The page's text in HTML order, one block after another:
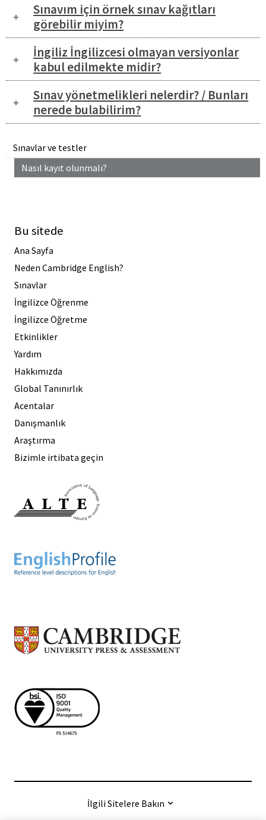
Sınavlar ve testler
Nasıl kayıt olunmalı?
Sınavım için örnek sınav kağıtları
görebilir miyim?
İngiliz İngilizcesi olmayan versiyonlar
kabul edilmekte midir?
Sınav yönetmelikleri nelerdir? / Bunları
nerede bulabilirim?
Bu sitede
Ana Sayfa
Neden Cambridge English?
Sınavlar
İngilizce Öğrenme
İngilizce Öğretme
Etkinlikler
Yardım
Hakkımızda
Global Tanınırlık
Acentalar
Danışmanlık
Araştırma
Bizimle irtibata geçin
İlgili Sitelere Bakın